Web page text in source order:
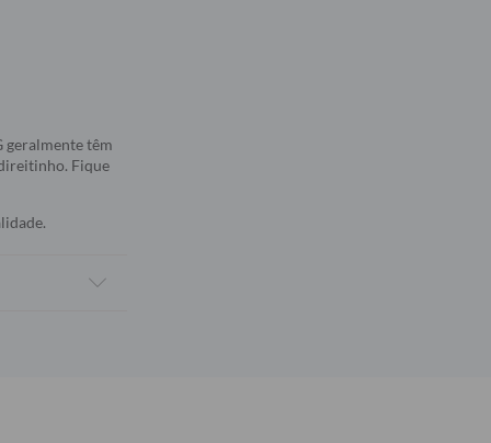
geralmente têm
Fique